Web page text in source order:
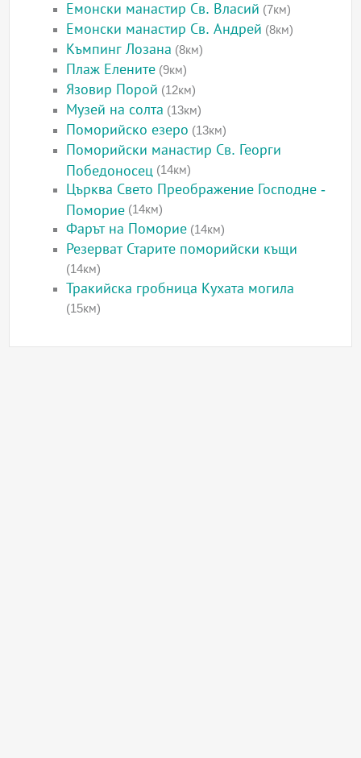
Емонски манастир Св. Власий (7км)
Емонски манастир Св. Андрей (8км)
Къмпинг Лозана (8км)
Плаж Елените (9км)
Язовир Порой (12км)
Музей на солта (13км)
Поморийско езеро (13км)
Поморийски манастир Св. Георги
Победоносец (14км)
Църква Свето Преображение Господне -
Поморие (14км)
Фарът на Поморие (14км)
Резерват Старите поморийски къщи
(14км)
Тракийска гробница Кухата могила
(15км)